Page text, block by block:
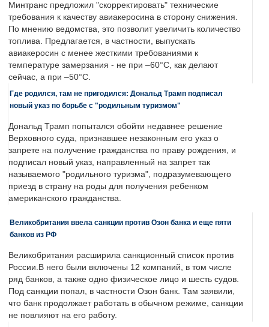
Минтранс предложил "скорректировать" технические
требования к качеству авиакеросина в сторону снижения.
По мнению ведомства, это позволит увеличить количество
топлива. Предлагается, в частности, выпускать
авиакеросин с менее жесткими требованиями к
температуре замерзания - не при –60°C, как делают
сейчас, а при –50°C.
Где родился, там не пригодился: Дональд Трамп подписал
новый указ по борьбе с "родильным туризмом"
Дональд Трамп попытался обойти недавнее решение
Верховного суда, признавшее незаконным его указ о
запрете на получение гражданства по праву рождения, и
подписал новый указ, направленный на запрет так
называемого "родильного туризма", подразумевающего
приезд в страну на роды для получения ребенком
американского гражданства.
Великобритания ввела санкции против Озон банка и еще пяти
банков из РФ
Великобритания расширила санкционный список против
России.В него были включены 12 компаний, в том числе
ряд банков, а также одно физическое лицо и шесть судов.
Под санкции попал, в частности Озон банк. Там заявили,
что банк продолжает работать в обычном режиме, санкции
не повлияют на его работу.